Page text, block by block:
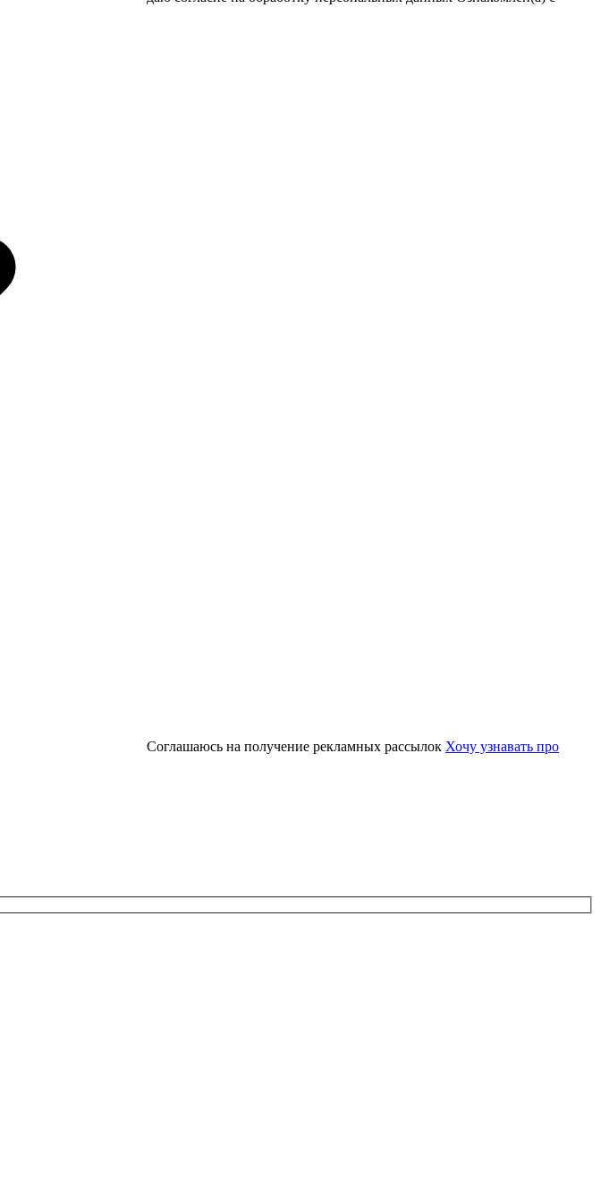
Соглашаюсь на получение рекламных рассылок Хочу узнавать про